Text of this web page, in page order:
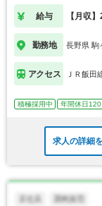
給与 【月収
勤務地 長野県 駒
アクセス ＪＲ飯田
積極採用中 年間休日120
求人の詳細